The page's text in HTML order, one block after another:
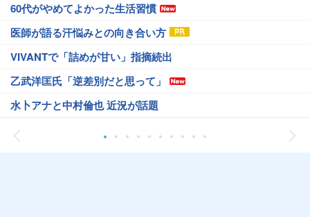
60代がやめてよかった生活習慣
医師が語る汗悩みとの向き合い方
VIVANTで「詰めが甘い」指摘続出
乙武洋匡氏「逆差別だと思って」
水卜アナと中村倫也 近況が話題